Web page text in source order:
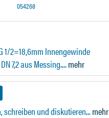
054268
1/2=18,6mm Innengewinde
7,2 aus Messing....mehr
schreiben und diskutieren...mehr